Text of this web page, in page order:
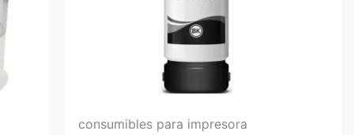
consumibles para impresora